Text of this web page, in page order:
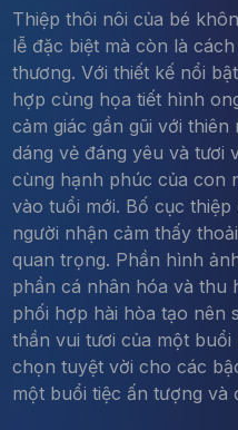
Thiệp thôi nôi của bé
lễ đặc biệt mà còn là
thương. Với thiết kế nổi
hợp cùng họa tiết hình
cảm giác gần gũi với
dáng vẻ đáng yêu và tươi
cùng hạnh phúc của con
vào tuổi mới. Bố cục
người nhận cảm thấy
quan trọng. Phần hình
phần cá nhân hóa và thu
phối hợp hài hòa tạo nên
thần vui tươi của một
chọn tuyệt vời cho các
một buổi tiệc ấn tượng và